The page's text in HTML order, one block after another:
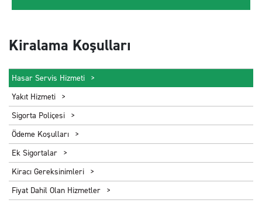
Kiralama Koşulları
Hasar Servis Hizmeti
Yakıt Hizmeti
Sigorta Poliçesi
Ödeme Koşulları
Ek Sigortalar
Kiracı Gereksinimleri
Fiyat Dahil Olan Hizmetler